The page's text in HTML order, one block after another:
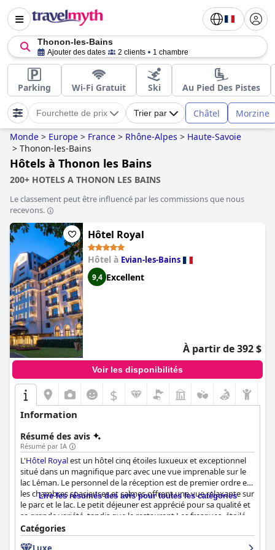
Thonon-les-Bains
Ajouter des dates 2 clients 1 chambre
Parking Wi-Fi Gratuit Ski Au Pied Des Pistes
Fourchette de prix Trier par Châtel Morzine
Monde > Europe > France > Rhône-Alpes > Haute-Savoie
> Thonon-les-Bains
Hôtels à Thonon les Bains
200+ HOTELS A THONON LES BAINS
Le classement peut être influencé par les commissions que nous
recevons.
Hôtel Royal
Hôtel à Evian-les-Bains
9,4 Excellent
À partir de 392 $
Voir les disponibilités
$
Information
Résumé des avis
Résumé par IA
L'Hôtel Royalest un hôtel cinq étoiles luxueux et exceptionnel
situé dans un magnifique parc avec une vue imprenable sur le
lac Léman. Le personnel de la réception est de premier ordre et
les chambres spacieuses et calmes offrent une vue relaxante sur
le parc et le lac. Le petit déjeuner est apprécié pour sa qualité et
sa grande variété, tandis que le restaurant Les fresques, étoilé
au Michelin, est exceptionnel. Les normes de propreté et
d'hygiène de l'hôtel sont impressionnantes et le personnel est
Lire les résumés des avis pour toutes les catégories
Catégories